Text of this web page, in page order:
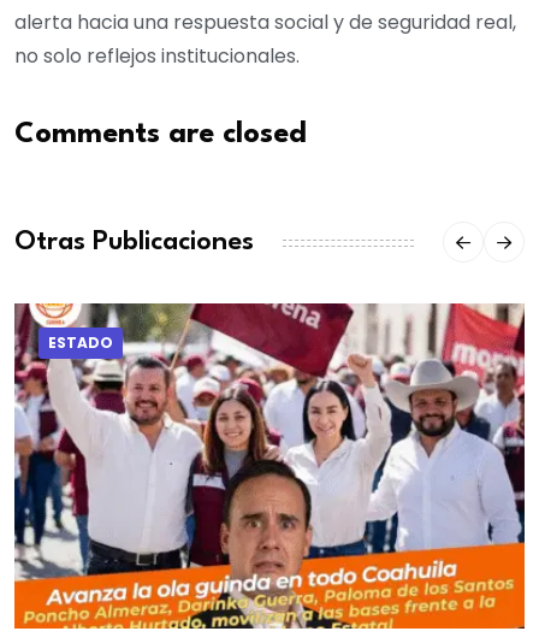
alerta hacia una respuesta social y de seguridad real,
no solo reflejos institucionales.
Comments are closed
Otras Publicaciones
ESTADO